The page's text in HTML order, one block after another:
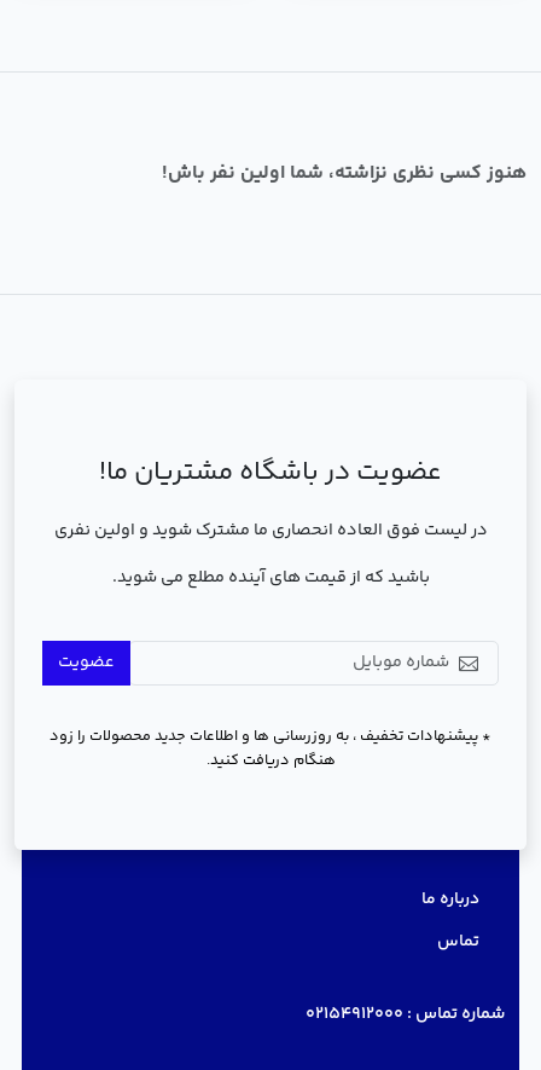
هنوز کسی نظری نزاشته، شما اولین نفر باش!
عضویت در باشگاه مشتریان ما!
در لیست فوق العاده انحصاری ما مشترک شوید و اولین نفری
باشید که از قیمت های آینده مطلع می شوید.
عضویت
* پیشنهادات تخفیف ، به روزرسانی ها و اطلاعات جدید محصولات را زود
هنگام دریافت کنید.
درباره ما
تماس
شماره تماس : 02154912000